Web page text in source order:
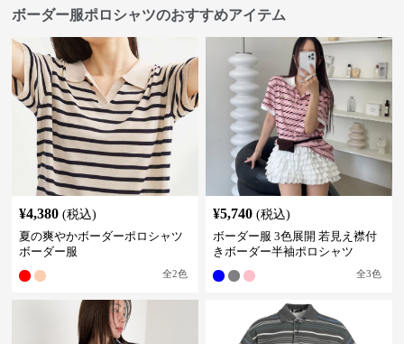
ボーダー服ポロシャツのおすすめアイテム
¥4,380 (税込)
夏の爽やかボーダーポロシャツ
ボーダー服
全2色
¥5,740 (税込)
ボーダー服 3色展開 若見え襟付
きボーダー半袖ポロシャツ
全3色